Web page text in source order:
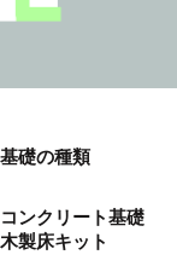
基礎の種類
コンクリート基礎
木製床キット